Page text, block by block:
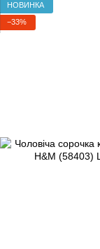
НОВИНКА
−33%